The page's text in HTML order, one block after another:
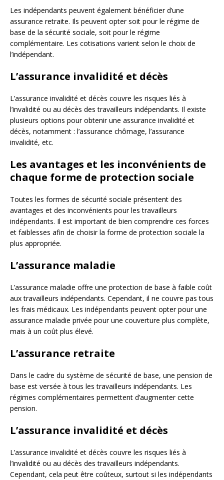
Les indépendants peuvent également bénéficier d’une
assurance retraite. Ils peuvent opter soit pour le régime de
base de la sécurité sociale, soit pour le régime
complémentaire. Les cotisations varient selon le choix de
l’indépendant.
L’assurance invalidité et décès
L’assurance invalidité et décès couvre les risques liés à
l’invalidité ou au décès des travailleurs indépendants. Il existe
plusieurs options pour obtenir une assurance invalidité et
décès, notamment : l’assurance chômage, l’assurance
invalidité, etc.
Les avantages et les inconvénients de
chaque forme de protection sociale
Toutes les formes de sécurité sociale présentent des
avantages et des inconvénients pour les travailleurs
indépendants. Il est important de bien comprendre ces forces
et faiblesses afin de choisir la forme de protection sociale la
plus appropriée.
L’assurance maladie
L’assurance maladie offre une protection de base à faible coût
aux travailleurs indépendants. Cependant, il ne couvre pas tous
les frais médicaux. Les indépendants peuvent opter pour une
assurance maladie privée pour une couverture plus complète,
mais à un coût plus élevé.
L’assurance retraite
Dans le cadre du système de sécurité de base, une pension de
base est versée à tous les travailleurs indépendants. Les
régimes complémentaires permettent d’augmenter cette
pension.
L’assurance invalidité et décès
L’assurance invalidité et décès couvre les risques liés à
l’invalidité ou au décès des travailleurs indépendants.
Cependant, cela peut être coûteux, surtout si les indépendants